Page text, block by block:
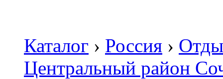
Каталог › Россия ›
Центральный район